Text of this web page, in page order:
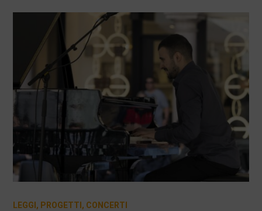
LEGGI , PROGETTI , CONCERTI